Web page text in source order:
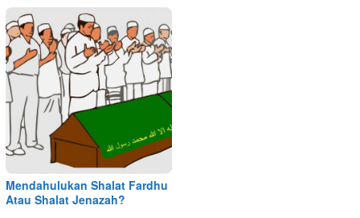
Mendahulukan Shalat Fardhu
Atau Shalat Jenazah?